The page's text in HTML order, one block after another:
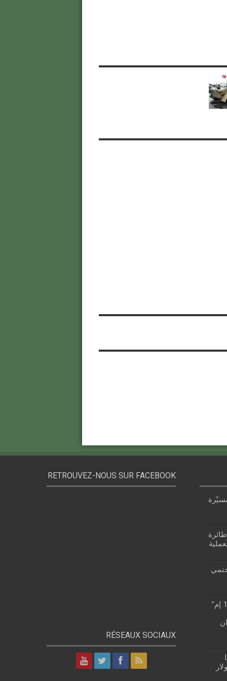
طائرة
“روستيخ” تطلق طائرة “ياك-130 إم”
RETROUVEZ-NOUS SUR FACEBOOK
RÉSEAUX SOCIAUX